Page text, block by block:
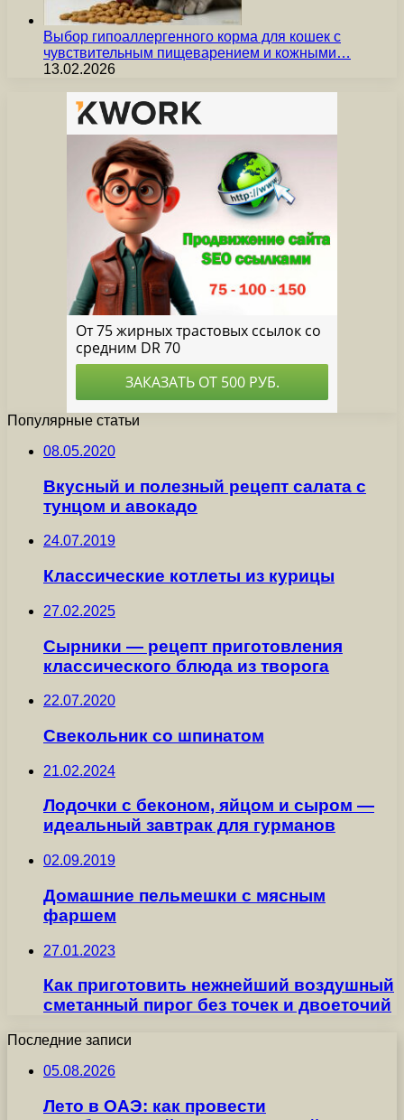
Выбор гипоаллергенного корма для кошек с
чувствительным пищеварением и кожными…
13.02.2026
Популярные статьи
08.05.2020
Вкусный и полезный рецепт салата с
тунцом и авокадо
24.07.2019
Классические котлеты из курицы
27.02.2025
Сырники — рецепт приготовления
классического блюда из творога
22.07.2020
Свекольник со шпинатом
21.02.2024
Лодочки с беконом, яйцом и сыром —
идеальный завтрак для гурманов
02.09.2019
Домашние пельмешки с мясным
фаршем
27.01.2023
Как приготовить нежнейший воздушный
сметанный пирог без точек и двоеточий
Последние записи
05.08.2026
Лето в ОАЭ: как провести